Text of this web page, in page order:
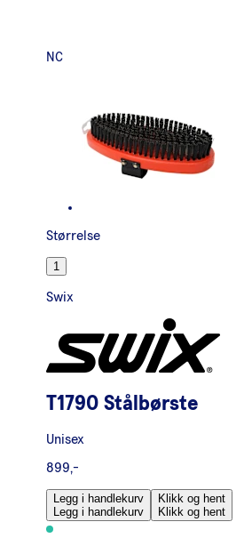
NC
Størrelse
1
Swix
T179O Stålbørste
Unisex
899,-
Legg i handlekurv
Legg i handlekurv
Klikk og hent
Klikk og hent